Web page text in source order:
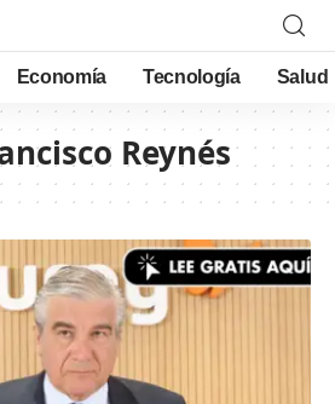
Economía Tecnología Salud
Reynés